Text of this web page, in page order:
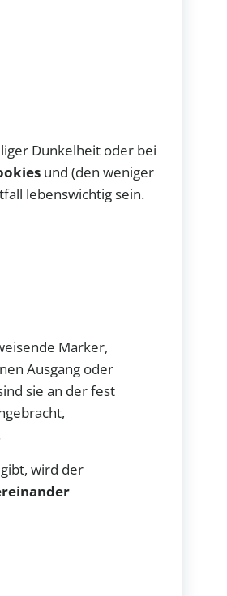
Dunkelheit oder bei
und (den weniger
lebenswichtig sein.
Marker,
Ausgang oder
sie an der fest
wird der